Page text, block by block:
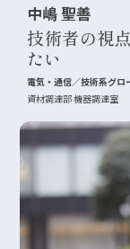
中嶋 聖善
技術者の視
たい
電気・通信／技術系グロ
資材調達部 機器調達室